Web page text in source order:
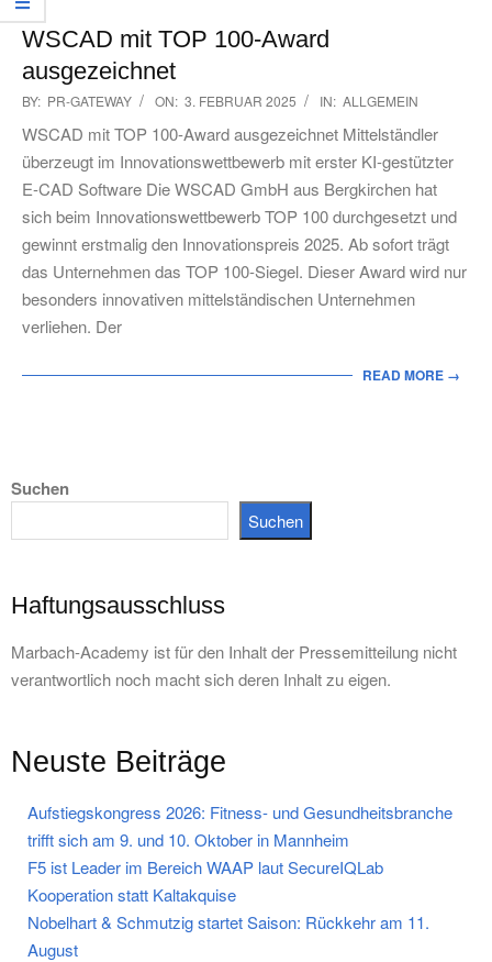
WSCAD mit TOP 100-Award
ausgezeichnet
2025-
02-
03
BY: PR-GATEWAY ON: 3. FEBRUAR 2025 IN: ALLGEMEIN
WSCAD mit TOP 100-Award ausgezeichnet Mittelständler
überzeugt im Innovationswettbewerb mit erster KI-gestützter
E-CAD Software Die WSCAD GmbH aus Bergkirchen hat
sich beim Innovationswettbewerb TOP 100 durchgesetzt und
gewinnt erstmalig den Innovationspreis 2025. Ab sofort trägt
das Unternehmen das TOP 100-Siegel. Dieser Award wird nur
besonders innovativen mittelständischen Unternehmen
verliehen. Der
READ MORE →
Suchen
Suchen
Haftungsausschluss
Marbach-Academy ist für den Inhalt der Pressemitteilung nicht
verantwortlich noch macht sich deren Inhalt zu eigen.
Neuste Beiträge
Aufstiegskongress 2026: Fitness- und Gesundheitsbranche
trifft sich am 9. und 10. Oktober in Mannheim
F5 ist Leader im Bereich WAAP laut SecureIQLab
Kooperation statt Kaltakquise
Nobelhart & Schmutzig startet Saison: Rückkehr am 11.
August